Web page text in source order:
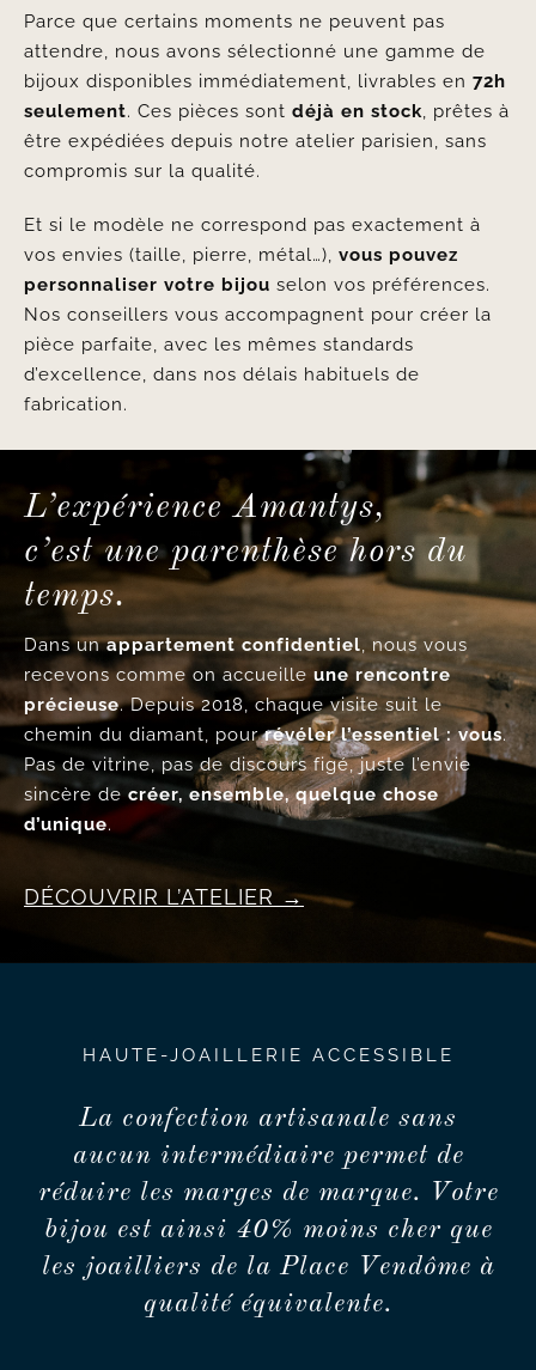
Parce que certains moments ne peuvent pas
attendre, nous avons sélectionné une gamme de
bijoux disponibles immédiatement, livrables en 72h
seulement. Ces pièces sont déjà en stock, prêtes à
être expédiées depuis notre atelier parisien, sans
compromis sur la qualité.
Et si le modèle ne correspond pas exactement à
vos envies (taille, pierre, métal…), vous pouvez
personnaliser votre bijou selon vos préférences.
Nos conseillers vous accompagnent pour créer la
pièce parfaite, avec les mêmes standards
d’excellence, dans nos délais habituels de
fabrication.
L’expérience Amantys,
c’est une parenthèse hors du
temps.
Dans unappartement confidentiel, nous vous
recevons comme on accueille une rencontre
précieuse. Depuis 2018, chaque visite suit le
chemin du diamant, pourrévéler l’essentiel : vous.
Pas de vitrine, pas de discours figé, juste l’envie
sincère de créer, ensemble, quelque chose
d’unique.
DÉCOUVRIR L’ATELIER
HAUTE-JOAILLERIE ACCESSIBLE
La confection artisanale sans
aucun intermédiaire permet de
réduire les marges de marque. Votre
bijou est ainsi 40% moins cher que
les joailliers de la Place Vendôme à
qualité équivalente.